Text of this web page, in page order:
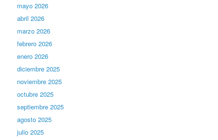
mayo 2026
abril 2026
marzo 2026
febrero 2026
enero 2026
diciembre 2025
noviembre 2025
octubre 2025
septiembre 2025
agosto 2025
julio 2025